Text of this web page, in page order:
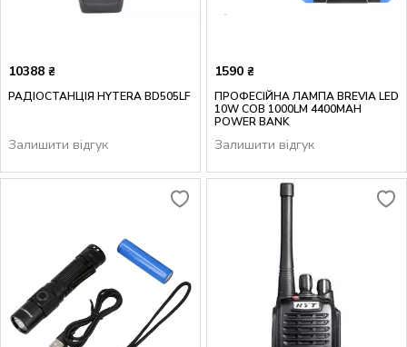
10388 ₴
РАДІОСТАНЦІЯ HYTERA BD505LF
Залишити відгук
1590 ₴
ПРОФЕСІЙНА ЛАМПА BREVIA LED
10W COB 1000LM 4400MAH
POWER BANK
Залишити відгук